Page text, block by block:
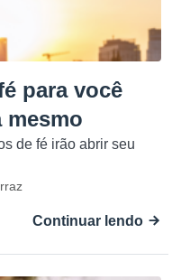
para você
mesmo
de fé irão abrir seu
Continuar lendo